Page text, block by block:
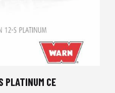
PLATINUM CE